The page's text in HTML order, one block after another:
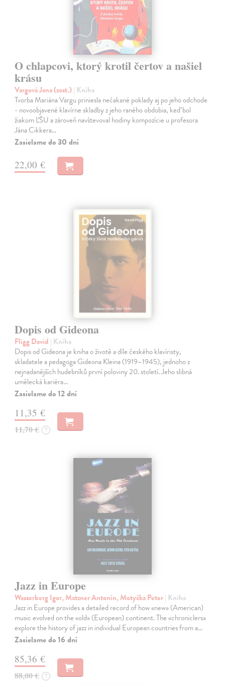
O chlapcovi, ktorý krotil čertov a našiel
krásu
Vargová Jana (zost.)| Kniha
Tvorba Mariána Vargu priniesla nečakané poklady aj po jeho odchode
- novoobjavené klavírne skladby z jeho raného obdobia, keď bol
žiakom ĽŠU a zároveň navštevoval hodiny kompozície u profesora
Jána Cikkera…
Zasielame do 30 dní
22,00 €
Dopis od Gideona
Fligg David | Kniha
Dopis od Gideona je kniha o životě a díle českého klavíristy,
skladatele a pedagoga Gideona Kleina (1919–1945), jednoho z
nejnadanějších hudebníků první poloviny 20. století. Jeho slibná
umělecká kariéra…
Zasielame do 12 dní
11,35 €
11,70 € ?
Jazz in Europe
Wasserberg Igor, Matzner Antonín, Motyčka Peter| Kniha
Jazz in Europe provides a detailed record of how «new» (American)
music evolved on the «old» (European) continent. The «chroniclers»
explore the history of jazz in individual European countries from a…
Zasielame do 16 dní
85,36 €
88,00 € ?